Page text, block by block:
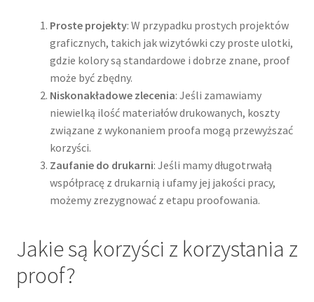
Proste projekty: W przypadku prostych projektów
graficznych, takich jak wizytówki czy proste ulotki,
gdzie kolory są standardowe i dobrze znane, proof
może być zbędny.
Niskonakładowe zlecenia: Jeśli zamawiamy
niewielką ilość materiałów drukowanych, koszty
związane z wykonaniem proofa mogą przewyższać
korzyści.
Zaufanie do drukarni: Jeśli mamy długotrwałą
współpracę z drukarnią i ufamy jej jakości pracy,
możemy zrezygnować z etapu proofowania.
Jakie są korzyści z korzystania z
proof?